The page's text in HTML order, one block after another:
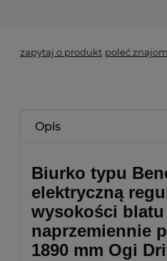
zapytaj o produkt poleć
Opis
Biurko typu
elektryczną
wysokości blatu
naprzemiennie
1890 mm Ogi